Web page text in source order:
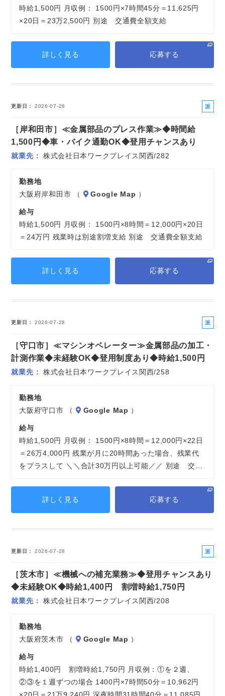
時給1,500円 月収例： 1500円×7時間45分＝11,625円
×20日＝23万2,500円 別途 交通費全額支給
詳しく見る 応募する
更新日 2026-07-28
派
［岸和田市］≪金属部品のプレス作業≫◆時間給
1,500円◆車・バイク通勤OK◆登用チャンスあり
就業先 株式会社日本ワークプレイス関西/282
勤務地
大阪府岸和田市 （
Google Map ）
給与
時給1,500円 月収例： 1500円×8時間＝12,000円×20日
＝24万円 残業時は別途割増支給 別途 交通費全額支給
詳しく見る 応募する
更新日 2026-07-28
派
社
［守口市］≪マシンオペレーター≫金属部品の加工・
計測作業◆未経験OK◆登用制度あり◆時給1,500円
就業先 株式会社日本ワークプレイス関西/258
勤務地
大阪府守口市 （
Google Map ）
給与
時給1,500円 月収例： 1500円×8時間＝12,000円×22日
＝26万4,000円 残業が月に20時間あった場合、残業代
をプラスして ＼＼合計30万円以上可能／／ 別途 交…
詳しく見る 応募する
更新日 2026-07-28
派
社
［茨木市］≪機械への補充業務≫◆登用チャンスあり
◆未経験OK◆時給1,400円 割増時給1,750円
就業先 株式会社日本ワークプレイス関西/208
勤務地
大阪府茨木市 （
Google Map ）
給与
時給1,400円 割増時給1,750円 月収例：①を２週、
②③を１週ずつの場合 1400円×7時間50分＝10,962円